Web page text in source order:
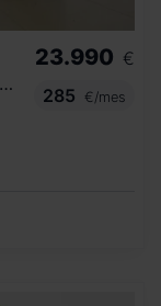
TAIGO MÁS 1.0 TSI 85 KW (116 CV ) 6 VEL.
23.990 €
285
€/mes